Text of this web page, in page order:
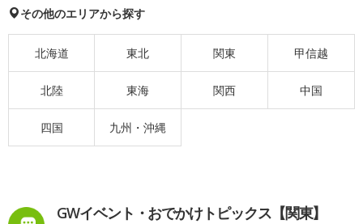
その他のエリアから探す
北海道 東北 関東 甲信越
北陸 東海 関西 中国
四国 九州・沖縄
GWイベント・おでかけトピックス【関東】